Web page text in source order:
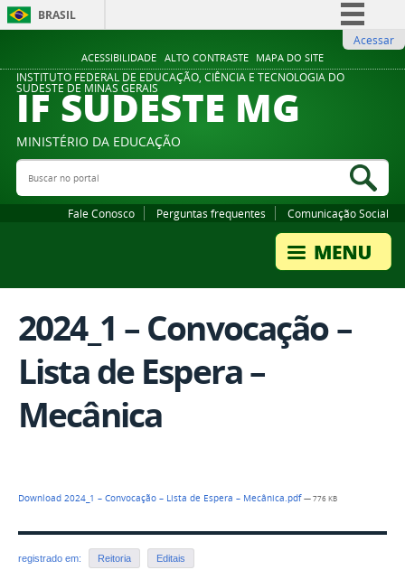
ACESSIBILIDADE ALTO CONTRASTE MAPA DO SITE
BRASIL
Comunica BR
Participe
Legislação
Acessar
INSTITUTO FEDERAL DE EDUCAÇÃO, CIÊNCIA E TECNOLOGIA DO
SUDESTE DE MINAS GERAIS
IF SUDESTE MG
MINISTÉRIO DA EDUCAÇÃO
Buscar no portal
Fale Conosco Perguntas frequentes Comunicação Social
2024_1 – Convocação –
Lista de Espera –
Mecânica
Download 2024_1 – Convocação – Lista de Espera – Mecânica.pdf— 776 KB
registrado em: Reitoria Editais